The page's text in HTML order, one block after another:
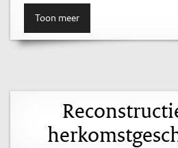
Toon meer